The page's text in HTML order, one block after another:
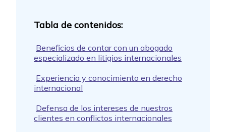
Beneficios de contar con un abogado
especializado en litigios internacionales
Experiencia y conocimiento en derecho
internacional
Defensa de los intereses de nuestros
clientes en conflictos internacionales